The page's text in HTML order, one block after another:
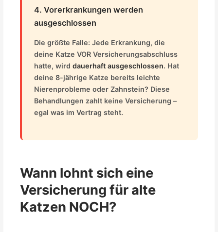
4. Vorerkrankungen werden
ausgeschlossen
Die größte Falle: Jede Erkrankung, die
deine Katze VOR Versicherungsabschluss
hatte, wirddauerhaft ausgeschlossen. Hat
deine 8-jährige Katze bereits leichte
Nierenprobleme oder Zahnstein? Diese
Behandlungen zahlt keine Versicherung –
egal was im Vertrag steht.
Wann lohnt sich eine
Versicherung für alte
Katzen NOCH?